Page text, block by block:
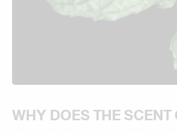
WHY DOES THE